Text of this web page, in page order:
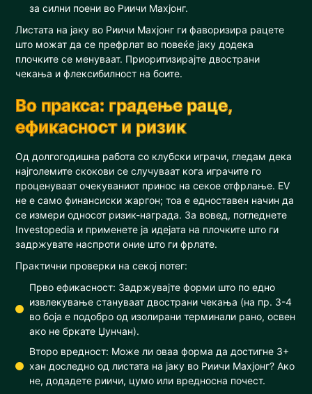
за силни поени во Риичи Махјонг.
Листата на јаку во Риичи Махјонг ги фаворизира рацете
што можат да се префрлат во повеќе јаку додека
плочките се менуваат. Приоритизирајте двострани
чекања и флексибилност на боите.
Во пракса: градење раце,
ефикасност и ризик
Од долгогодишна работа со клубски играчи, гледам дека
најголемите скокови се случуваат кога играчите го
проценуваат очекуваниот принос на секое отфрлање. EV
не е само финансиски жаргон; тоа е едноставен начин да
се измери односот ризик-награда. За вовед, погледнете
Investopedia и применете ја идејата на плочките што ги
задржувате наспроти оние што ги фрлате.
Практични проверки на секој потег:
Прво ефикасност: Задржувајте форми што по едно
извлекување стануваат двострани чекања (на пр. 3-4
во боја е подобро од изолирани терминали рано, освен
ако не бркате Џунчан).
Второ вредност: Може ли оваа форма да достигне 3+
хан доследно од листата на јаку во Риичи Махјонг? Ако
не, додадете риичи, цумо или вредносна почест.